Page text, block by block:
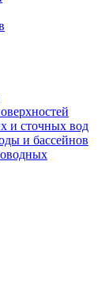
и сточных вод
и бассейнов